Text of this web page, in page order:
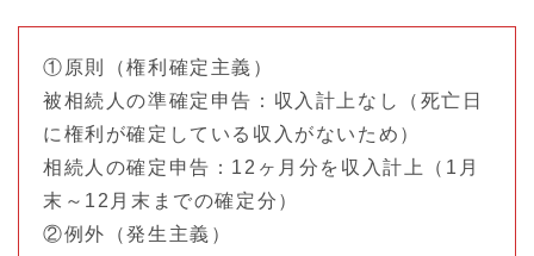
①原則（権利確定主義）
被相続人の準確定申告：収入計上なし（死亡日
に権利が確定している収入がないため）
相続人の確定申告：12ヶ月分を収入計上（1月
末～12月末までの確定分）
②例外（発生主義）